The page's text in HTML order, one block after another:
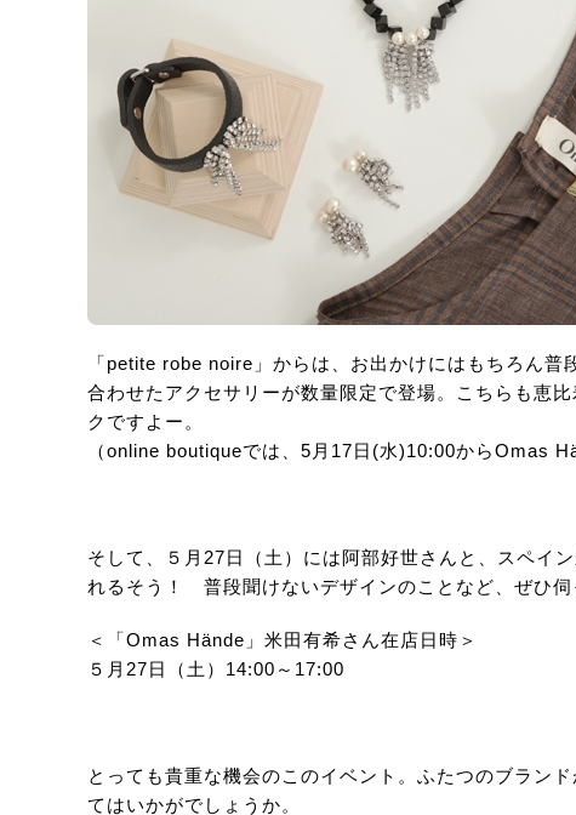
「petite robe noire」からは、お出かけにはもちろん
合わせたアクセサリーが数量限定で登場。こちらも恵比
クですよー。
（online boutiqueでは、5月17日(水)10:00からOmas
そして、５月27日（土）には阿部好世さんと、スペイ
れるそう！ 普段聞けないデザインのことなど、ぜひ伺
＜「Omas Hände」米田有希さん在店日時＞
５月27日（土）14:00～17:00
とっても貴重な機会のこのイベント。ふたつのブラン
てはいかがでしょうか。